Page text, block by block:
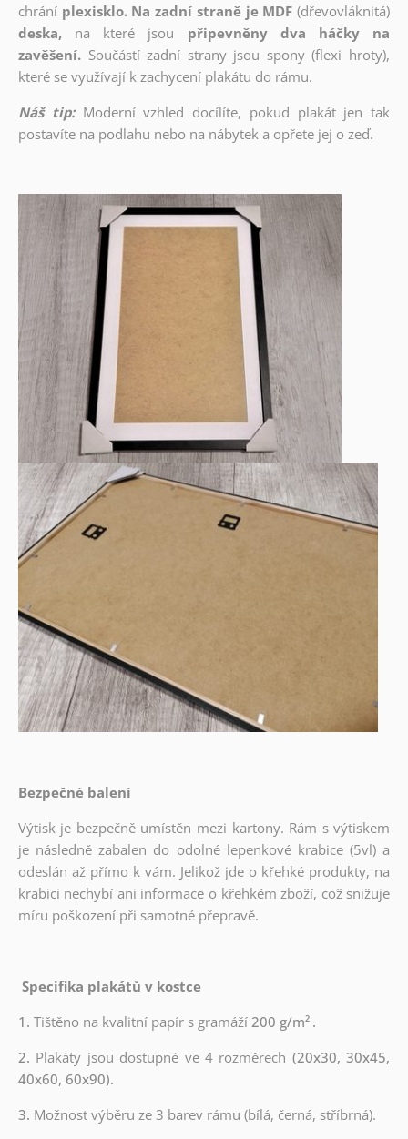
chrání plexisklo. Na zadní straně je MDF (dřevovláknitá)
deska,
na které jsou
připevněny dva háčky na
zavěšení. Součástí zadní strany jsou spony (flexi hroty),
které se využívají k zachycení plakátu do rámu.
Náš tip: Moderní vzhled docílíte, pokud plakát jen tak
postavíte na podlahu nebo na nábytek a opřete jej o zeď.
Bezpečné balení
Výtisk je bezpečně umístěn mezi kartony. Rám s výtiskem
je následně zabalen do odolné lepenkové krabice (5vl) a
odeslán až přímo k vám. Jelikož jde o křehké produkty, na
krabici nechybí ani informace o křehkém zboží, což snižuje
míru poškození při samotné přepravě.
Specifika plakátů v kostce
1. Tištěno na kvalitní papír s gramáží200 g/m² .
2. Plakáty jsou dostupné ve 4 rozměrech (20x30, 30x45,
40x60, 60x90).
3. Možnost výběru ze 3 barev rámu (bílá, černá, stříbrná).